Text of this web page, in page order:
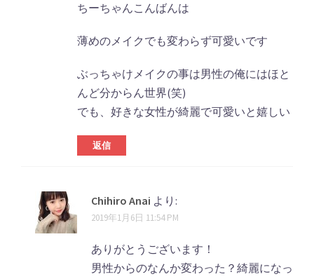
ちーちゃんこんばんは
薄めのメイクでも変わらず可愛いです
ぶっちゃけメイクの事は男性の俺にはほと
んど分からん世界(笑)
でも、好きな女性が綺麗で可愛いと嬉しい
返信
Chihiro Anai より:
2019年1月6日 11:54 PM
ありがとうございます！
男性からのなんか変わった？綺麗になっ